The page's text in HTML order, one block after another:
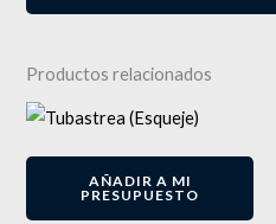
Productos relacionados
AÑADIR A MI
PRESUPUESTO